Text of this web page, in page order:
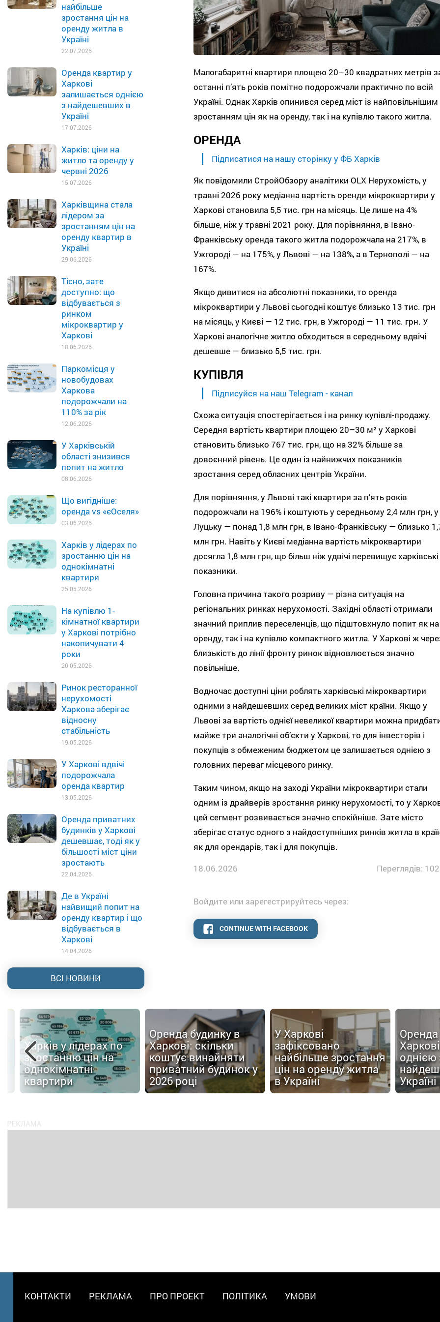
найбільше
зростання цін на
оренду житла в
Україні
22.07.2026
Оренда квартир у
Харкові
залишається однією
з найдешевших в
Україні
17.07.2026
Харків: ціни на
житло та оренду у
червні 2026
15.07.2026
Харківщина стала
лідером за
зростанням цін на
оренду квартир в
Україні
29.06.2026
Тісно, зате
доступно: що
відбувається з
ринком
мікроквартир у
Харкові
18.06.2026
Паркомісця у
новобудовах
Харкова
подорожчали на
110% за рік
12.06.2026
У Харківській
області знизився
попит на житло
08.06.2026
Що вигідніше:
оренда vs «єОселя»
03.06.2026
Харків у лідерах по
зростанню цін на
однокімнатні
квартири
25.05.2026
На купівлю 1-
кімнатної квартири
у Харкові потрібно
накопичувати 4
роки
20.05.2026
Ринок ресторанної
нерухомості
Харкова зберігає
відносну
стабільність
19.05.2026
У Харкові вдвічі
подорожчала
оренда квартир
13.05.2026
Оренда приватних
будинків у Харкові
дешевшає, тоді як у
більшості міст ціни
зростають
22.04.2026
Де в Україні
найвищий попит на
оренду квартир і що
відбувається в
Харкові
14.04.2026
ВСІ НОВИНИ
Малогабаритні квартири площею 20–30 квадратних метрів
останні п’ять років помітно подорожчали практично по всій
Україні. Однак Харків опинився серед міст із найповільнішим
зростанням цін як на оренду, так і на купівлю такого житла.
ОРЕНДА
Підписатися на нашу сторінку у ФБ Харків
Як повідомили СтройОбзору аналітики OLX Нерухомість, у
травні 2026 року медіанна вартість оренди мікроквартири у
Харкові становила 5,5 тис. грн на місяць. Це лише на 4%
більше, ніж у травні 2021 року. Для порівняння, в Івано-
Франківську оренда такого житла подорожчала на 217%, в
Ужгороді — на 175%, у Львові — на 138%, а в Тернополі — на
167%.
Якщо дивитися на абсолютні показники, то оренда
мікроквартири у Львові сьогодні коштує близько 13 тис. грн
на місяць, у Києві — 12 тис. грн, в Ужгороді — 11 тис. грн. У
Харкові аналогічне житло обходиться в середньому вдвічі
дешевше — близько 5,5 тис. грн.
КУПІВЛЯ
Підписуйся на наш Telegram - канал
Схожа ситуація спостерігається і на ринку купівлі-продажу.
Середня вартість квартири площею 20–30 м² у Харкові
становить близько 767 тис. грн, що на 32% більше за
довоєнний рівень. Це один із найнижчих показників
зростання серед обласних центрів України.
Для порівняння, у Львові такі квартири за п’ять років
подорожчали на 196% і коштують у середньому 2,4 млн грн, у
Луцьку — понад 1,8 млн грн, в Івано-Франківську — близько
млн грн. Навіть у Києві медіанна вартість мікроквартири
досягла 1,8 млн грн, що більш ніж удвічі перевищує харківські
показники.
Головна причина такого розриву — різна ситуація на
регіональних ринках нерухомості. Західні області отримали
значний приплив переселенців, що підштовхнуло попит як на
оренду, так і на купівлю компактного житла. У Харкові ж
близькість до лінії фронту ринок відновлюється значно
повільніше.
Водночас доступні ціни роблять харківські мікроквартири
одними з найдешевших серед великих міст країни. Якщо у
Львові за вартість однієї невеликої квартири можна
майже три аналогічні об’єкти у Харкові, то для інвесторів і
покупців з обмеженим бюджетом це залишається однією з
головних переваг місцевого ринку.
Таким чином, якщо на заході України мікроквартири стали
одним із драйверів зростання ринку нерухомості, то у
цей сегмент розвивається значно спокійніше. Зате місто
зберігає статус одного з найдоступніших ринків житла в
як для орендарів, так і для покупців.
18.06.2026
Переглядів:
Войдите или зарегестрируйтесь через:
CONTINUE WITH FACEBOOK
Харків у лідерах по
зростанню цін на
однокімнатні
квартири
Оренда будинку в
Харкові: скільки
коштує винайняти
приватний будинок у
2026 році
У Харкові
зафіксовано
найбільше зростання
цін на оренду житла
в Україні
Оренда
однією
Україні
МЕНЮ
КОНТАКТИ РЕКЛАМА ПРО ПРОЕКТ ПОЛІТИКА УМОВИ